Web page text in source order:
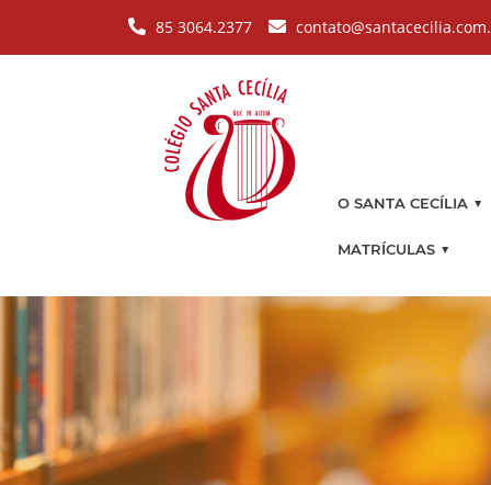
85 3064.2377
O SANTA CECÍLIA ▼
MATRÍCULAS ▼